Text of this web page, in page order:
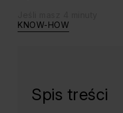
KNOW-HOW
Spis treści